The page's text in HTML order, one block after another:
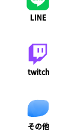
LINE
twitch
その他